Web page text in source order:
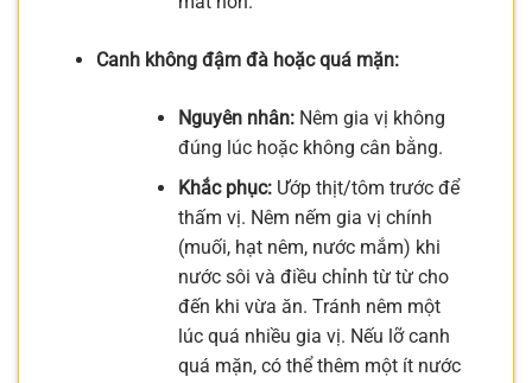
Canh không đậm đà hoặc quá mặn:
Nguyên nhân:Nêm gia vị không
đúng lúc hoặc không cân bằng.
Khắc phục:Ướp thịt/tôm trước để
thấm vị. Nêm nếm gia vị chính
(muối, hạt nêm, nước mắm) khi
nước sôi và điều chỉnh từ từ cho
đến khi vừa ăn. Tránh nêm một
lúc quá nhiều gia vị. Nếu lỡ canh
quá mặn, có thể thêm một ít nước